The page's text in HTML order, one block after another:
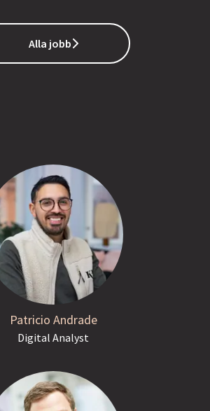
Alla jobb
Patricio Andrade
Digital Analyst